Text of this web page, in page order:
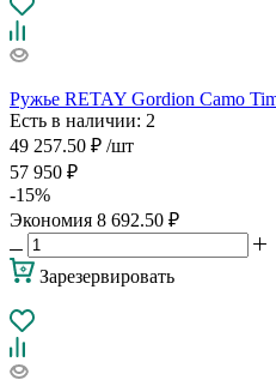
Ружье RETAY Gordion Camo
Есть в наличии: 2
49 257.50 ₽ /шт
57 950 ₽
-15%
Экономия 8 692.50 ₽
Зарезервировать